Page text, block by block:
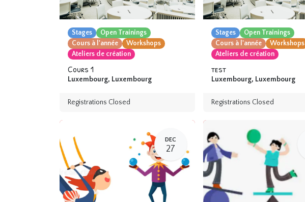
Stages
Open Trainings
Cours à l'année
Workshops
Ateliers de création
Cours 1
Luxembourg, Luxembourg
Registrations Closed
Stages
Open Trainings
Cours à l'année
Workshops
Ateliers de création
test
Luxembourg, Luxembourg
Registrations Closed
DEC
27